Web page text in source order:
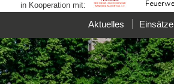
in Kooperation mit:
Aktuelles Einsätze